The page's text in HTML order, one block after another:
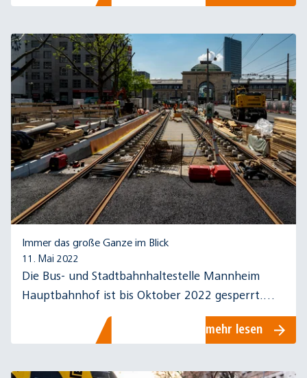
Immer das große Ganze im Blick
11. Mai 2022
Die Bus- und Stadtbahnhaltestelle Mannheim
Hauptbahnhof ist bis Oktober 2022 gesperrt.
Aber wie funktioniert eigentlich die Planung des
Umleitungskonzepts?
mehr lesen